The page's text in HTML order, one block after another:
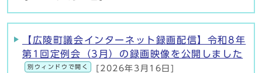
【広陵町議会インターネット録画配信】令和8年
第1回定例会（3月）の録画映像を公開しました
別ウィンドウで開く [2026年3月16日]